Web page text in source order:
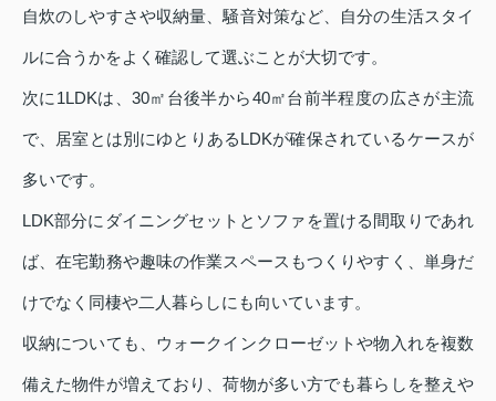
自炊のしやすさや収納量、騒音対策など、自分の生活スタイ
ルに合うかをよく確認して選ぶことが大切です。
次に1LDKは、30㎡台後半から40㎡台前半程度の広さが主流
で、居室とは別にゆとりあるLDKが確保されているケースが
多いです。
LDK部分にダイニングセットとソファを置ける間取りであれ
ば、在宅勤務や趣味の作業スペースもつくりやすく、単身だ
けでなく同棲や二人暮らしにも向いています。
収納についても、ウォークインクローゼットや物入れを複数
備えた物件が増えており、荷物が多い方でも暮らしを整えや